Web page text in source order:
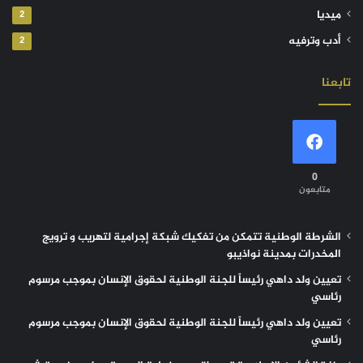
ميديا 2
أدب وترفيه 2
تابعنا
0
متابعون
الشرطة الوطنية تتمكن من تفكيك شبكة إجرامية لتهريب و ترويج
المخدرات بمدينة نواذيبو
تعيين ولد داهي رئيساً للجنة الوطنية لحقوق الإنسان بموجب مرسوم
رئاسي
تعيين ولد داهي رئيساً للجنة الوطنية لحقوق الإنسان بموجب مرسوم
رئاسي